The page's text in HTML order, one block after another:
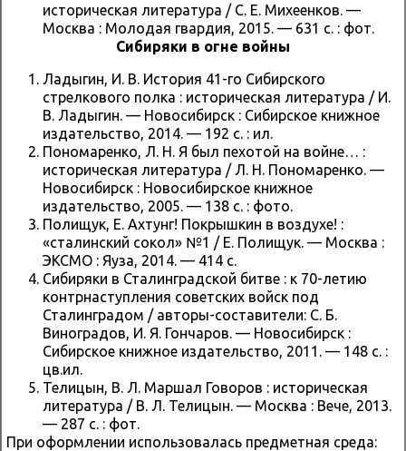
историческая литература / С. Е. Михеенков. —
Москва : Молодая гвардия, 2015. — 631 с. : фот.
Сибиряки в огне войны
Ладыгин, И. В. История 41-го Сибирского
стрелкового полка : историческая литература / И.
В. Ладыгин. — Новосибирск : Сибирское книжное
издательство, 2014. — 192 с. : ил.
Пономаренко, Л. Н. Я был пехотой на войне… :
историческая литература / Л. Н. Пономаренко. —
Новосибирск : Новосибирское книжное
издательство, 2005. — 138 с. : фото.
Полищук, Е. Ахтунг! Покрышкин в воздухе! :
«сталинский сокол» №1 / Е. Полищук. — Москва :
ЭКСМО : Яуза, 2014. — 414 с.
Сибиряки в Сталинградской битве : к 70-летию
контрнаступления советских войск под
Сталинградом / авторы-составители: С. Б.
Виноградов, И. Я. Гончаров. — Новосибирск :
Сибирское книжное издательство, 2011. — 148 с. :
цв.ил.
Телицын, В. Л. Маршал Говоров : историческая
литература / В. Л. Телицын. — Москва : Вече, 2013.
— 287 с. : фот.
При оформлении использовалась предметная среда: